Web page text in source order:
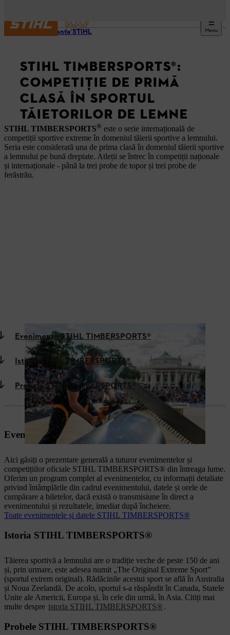
Meniu
Evenimente STIHL
STIHL TIMBERSPORTS®:
COMPETIŢIE DE PRIMĂ
CLASĂ ÎN SPORTUL
TĂIETORILOR DE LEMNE
STIHL TIMBERSPORTS® este o serie internațională de
competiții sportive extreme în domeniul tăierii sportive a lemnului.
Seria este considerată una de prima clasă în domeniul tăierii sportive
a lemnului pe bună dreptate. Atleții se întrec în competiții naționale
și internaționale - până la trei probe de topor și trei probe de
ferăstrău.
Evenimente STIHL TIMBERSPORTS®
Istoria STIHL TIMBERSPORTS®
Probele STIHL TIMBERSPORTS®
Evenimente STIHL TIMBERSPORTS®
Aici găsiți o prezentare generală a tuturor evenimentelor și
competițiilor oficiale STIHL TIMBERSPORTS® din întreaga lume.
Oferim un program complet al evenimentelor, cu informații detaliate
privind întâmplările din cadrul evenimentului, datele și orele de
cumpărare a biletelor, dacă există o transmisiune în direct a
evenimentului și rezultatele, imediat după încheiere.
Toate evenimentele și datele STIHL TIMBERSPORTS®
Istoria STIHL TIMBERSPORTS®
Tăierea sportivă a lemnului are o tradiție veche de peste 150 de ani
și, prin urmare, este adesea numit „The Original Extreme Sport”
(sportul extrem original). Rădăcinile acestui sport se află în Australia
și Noua Zeelandă. De acolo, sportul s-a răspândit în Canada, Statele
Unite ale Americii, Europa și, în cele din urmă, în Asia. Citiți mai
multe despre istoria STIHL TIMBERSPORTS®.
Probele STIHL TIMBERSPORTS®